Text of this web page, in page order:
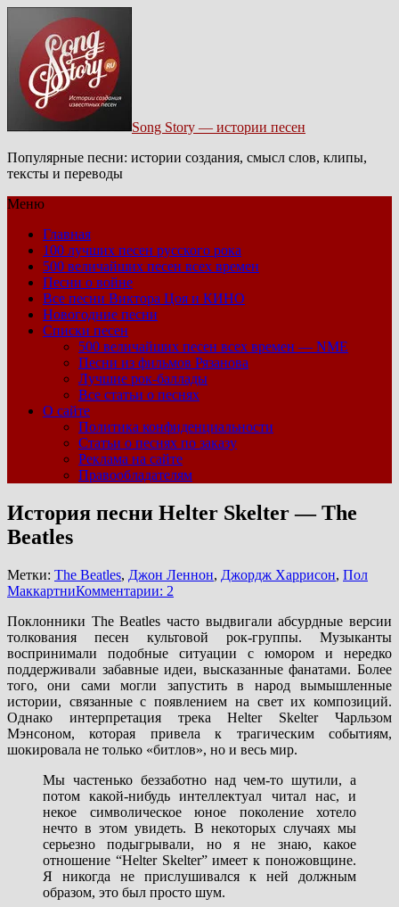
Song Story — истории песен
Популярные песни: истории создания, смысл слов, клипы,
тексты и переводы
Меню
Главная
100 лучших песен русского рока
500 величайших песен всех времен
Песни о войне
Все песни Виктора Цоя и КИНО
Новогодние песни
Списки песен
500 величайших песен всех времен — NME
Песни из фильмов Рязанова
Лучшие рок-баллады
Все статьи о песнях
О сайте
Политика конфиденциальности
Статьи о песнях по заказу
Реклама на сайте
Правообладателям
История песни Helter Skelter — The
Beatles
Метки: The Beatles, Джон Леннон, Джордж Харрисон, Пол
МаккартниКомментарии: 2
Поклонники The Beatles часто выдвигали абсурдные версии
толкования песен культовой рок-группы. Музыканты
воспринимали подобные ситуации с юмором и нередко
поддерживали забавные идеи, высказанные фанатами. Более
того, они сами могли запустить в народ вымышленные
истории, связанные с появлением на свет их композиций.
Однако интерпретация трека Helter Skelter Чарльзом
Мэнсоном, которая привела к трагическим событиям,
шокировала не только «битлов», но и весь мир.
Мы частенько беззаботно над чем-то шутили, а
потом какой-нибудь интеллектуал читал нас, и
некое символическое юное поколение хотело
нечто в этом увидеть. В некоторых случаях мы
серьезно подыгрывали, но я не знаю, какое
отношение “Helter Skelter” имеет к поножовщине.
Я никогда не прислушивался к ней должным
образом, это был просто шум.